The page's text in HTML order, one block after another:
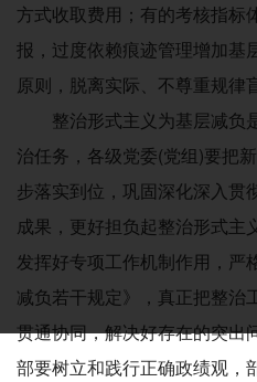
方式收取费用；有的考核指标
报，过度依赖痕迹管理增加基
原则，脱离实际、不尊重规律
整治形式主义为基层减负
治任务，各级党委(党组)要把
步落实到位，巩固深化深入贯
成果，更好担负起整治形式主
发挥好专项工作机制作用，严
减负若干规定》，真正把整治
贯通协同，解决好存在的突出
部要树立和践行正确政绩观，